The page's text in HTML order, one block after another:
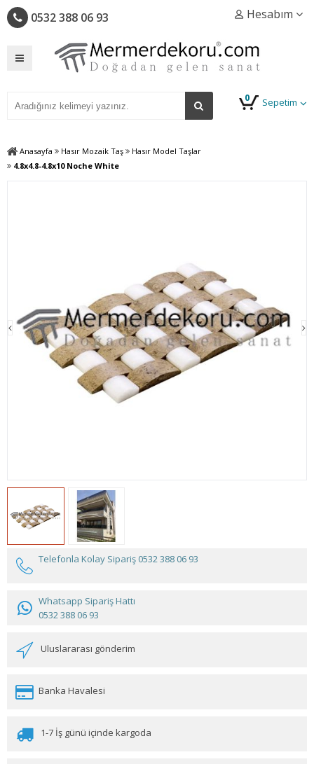
0532 388 06 93 Hesabım
Sepetim
0
Anasayfa Hasır Mozaik Taş
Hasır Model Taşlar
4.8x4.8-4.8x10 Noche White
Telefonla Kolay Sipariş 0532 388 06 93
Whatsapp Sipariş Hattı
0532 388 06 93
Uluslararası gönderim
Banka Havalesi
1-7 İş günü içinde kargoda